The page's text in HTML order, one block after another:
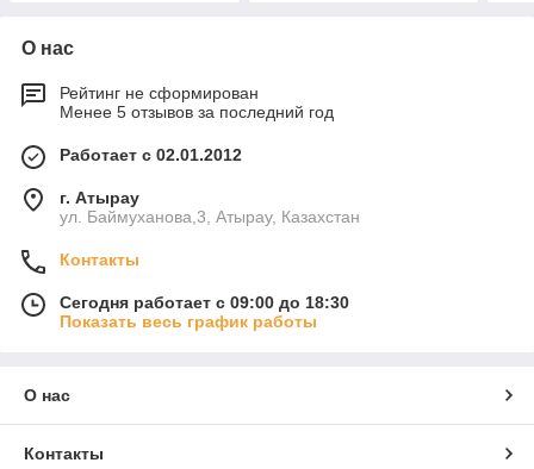
О нас
Рейтинг не сформирован
Менее 5 отзывов за последний год
Работает с 02.01.2012
г. Атырау
ул. Баймуханова,3, Атырау, Казахстан
Контакты
Сегодня работает с 09:00 до 18:30
Показать весь график работы
О нас
Контакты